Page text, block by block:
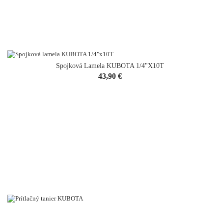
Spojková Lamela KUBOTA 1/4"x10T
Cena
43,90 €